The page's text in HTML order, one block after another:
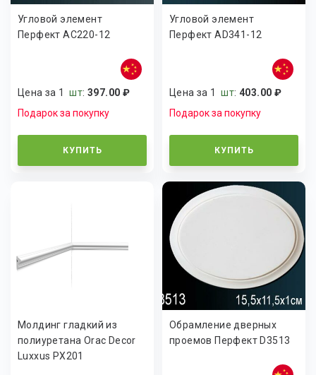
Угловой элемент
Перфект AC220-12
Цена за 1шт:397.00 ₽
Подарок за покупку
КУПИТЬ
Угловой элемент
Перфект AD341-12
Цена за 1шт:403.00 ₽
Подарок за покупку
КУПИТЬ
Молдинг гладкий из
полиуретана Orac Decor
Luxxus PX201
Обрамлениe дверных
проeмов Перфект D3513